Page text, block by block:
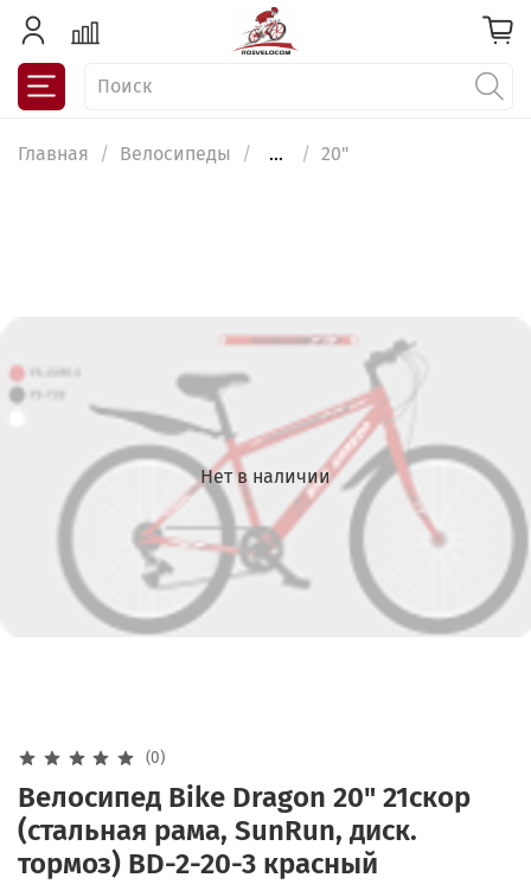
Главная Велосипеды ... 20"
Нет в наличии
(0)
Велосипед Bike Dragon 20" 21скор
(стальная рама, SunRun, диск.
тормоз) BD-2-20-3 красный